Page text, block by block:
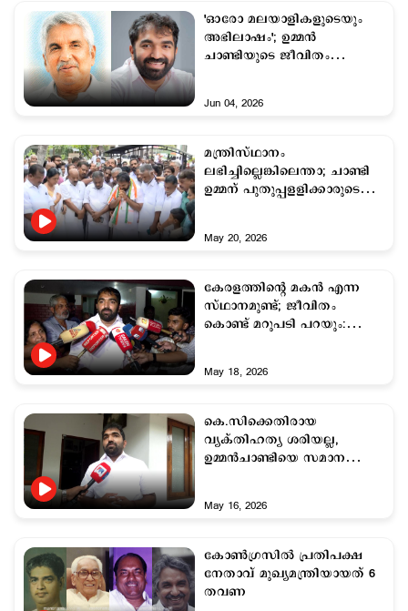
'ഓരോ മലയാളികളുടെയും
അഭിലാഷം'; ഉമ്മൻ
ചാണ്ടിയുടെ ജീവിതം
Jun 04, 2026
മന്ത്രിസ്ഥാനം
ലഭിച്ചില്ലെങ്കിലെന്താ; ചാണ്ടി
ഉമ്മന് പുതുപ്പളളിക്കാരുടെ
May 20, 2026
കേരളത്തിന്റെ മകന്‍ എന്ന
സ്ഥാനമുണ്ട്; ജീവിതം
കൊണ്ട് മറുപടി പറയും:
May 18, 2026
കെ.സിക്കെതിരായ
വ്യക്തിഹത്യ ശരിയല്ല,
ഉമ്മൻചാണ്ടിയെ സമാന
May 16, 2026
കോണ്‍ഗ്രസില്‍ പ്രതിപക്ഷ
നേതാവ് മുഖ്യമന്ത്രിയായത് 6
തവണ